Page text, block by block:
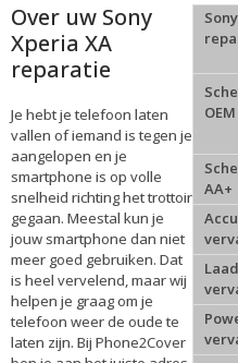
OEM
AA+
Over uw Sony
Xperia XA
reparatie
Je hebt je telefoon laten
vallen of iemand is tegen je
aangelopen en je
smartphone is op volle
snelheid richting het trottoir
gegaan. Meestal kun je
jouw smartphone dan niet
meer goed gebruiken. Dat
is heel vervelend, maar wij
helpen je graag om je
telefoon weer de oude te
laten zijn. Bij Phone2Cover